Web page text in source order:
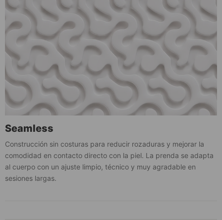
Seamless
Construcción sin costuras para reducir rozaduras y mejorar la
comodidad en contacto directo con la piel. La prenda se adapta
al cuerpo con un ajuste limpio, técnico y muy agradable en
sesiones largas.